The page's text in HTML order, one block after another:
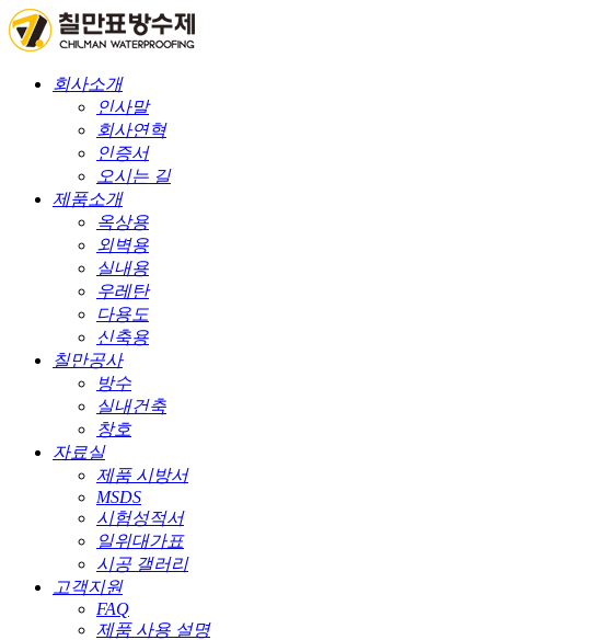
회사소개
인사말
회사연혁
인증서
오시는 길
제품소개
옥상용
외벽용
실내용
우레탄
다용도
신축용
칠만공사
방수
실내건축
창호
자료실
제품 시방서
MSDS
시험성적서
일위대가표
시공 갤러리
고객지원
FAQ
제품 사용 설명